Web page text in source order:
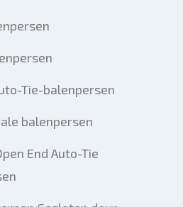
Tie-balenpersen
balenpersen
End Auto-Tie